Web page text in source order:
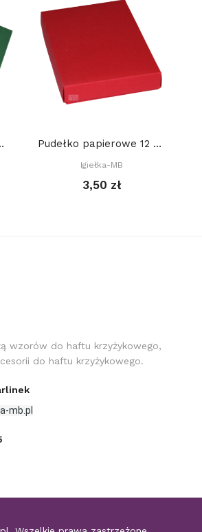
(brystol) Pudełko papierowe 12 x 17 x 3 cm
Igiełka-MB
3,50 zł
wzorów do haftu krzyżykowego,
do haftu krzyżykowego.
mb.pl